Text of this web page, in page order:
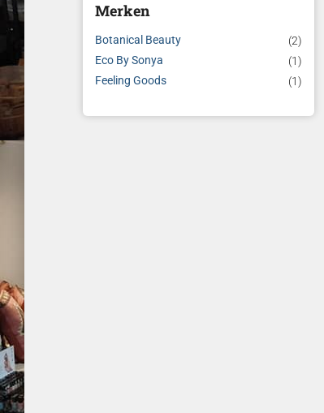
Merken
Botanical Beauty
(2)
Eco By Sonya
(1)
Feeling Goods
(1)